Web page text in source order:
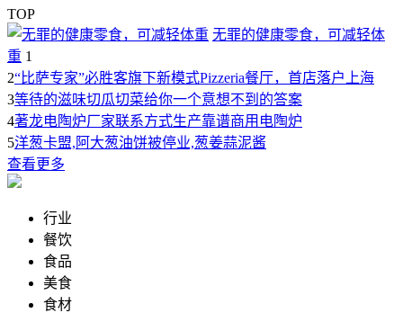
TOP
无罪的健康零食，可减轻体
重 1
2“比萨专家”必胜客旗下新模式Pizzeria餐厅，首店落户上海
3等待的滋味切瓜切菜给你一个意想不到的答案
4著龙电陶炉厂家联系方式生产靠谱商用电陶炉
5洋葱卡盟,阿大葱油饼被停业,葱姜蒜泥酱
查看更多
行业
餐饮
食品
美食
食材